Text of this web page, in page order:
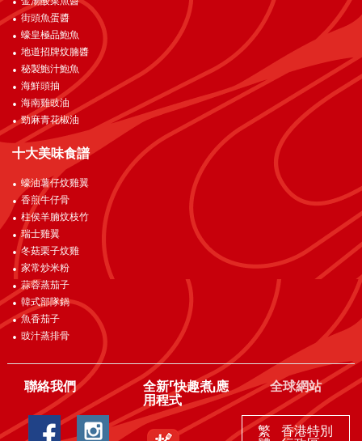
街頭魚蛋醬
蠔皇極品鮑魚
地道招牌炆腩醬
秘製鮑汁鮑魚
海鮮頭抽
海南雞豉油
勁麻青花椒油
十大美味食譜
蠔油薯仔炆雞翼
香煎牛仔骨
柱侯羊腩炆枝竹
瑞士雞翼
冬菇栗子炆雞
家常炒米粉
蒜蓉蒸茄子
韓式部隊鍋
魚香茄子
豉汁蒸排骨
聯絡我們
全新「快趣煮」應
用程式
全球網站
繁
香港特別